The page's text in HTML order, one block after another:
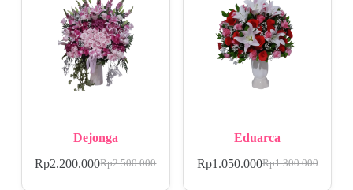
Dejonga
Rp2.500.000
Rp2.200.000
Eduarca
Rp1.300.000
Rp1.050.000